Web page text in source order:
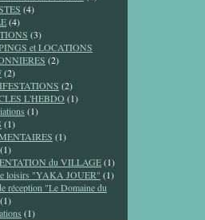
(4)
(4)
(3)
et LOCATIONS
(2)
(2)
(2)
L'HEBDO (1)
(1)
(1)
(1)
(1)
du VILLAGE(1)
loisirs "YAKA JOUER" (1)
réception "Le Domaine du
(1)
(1)